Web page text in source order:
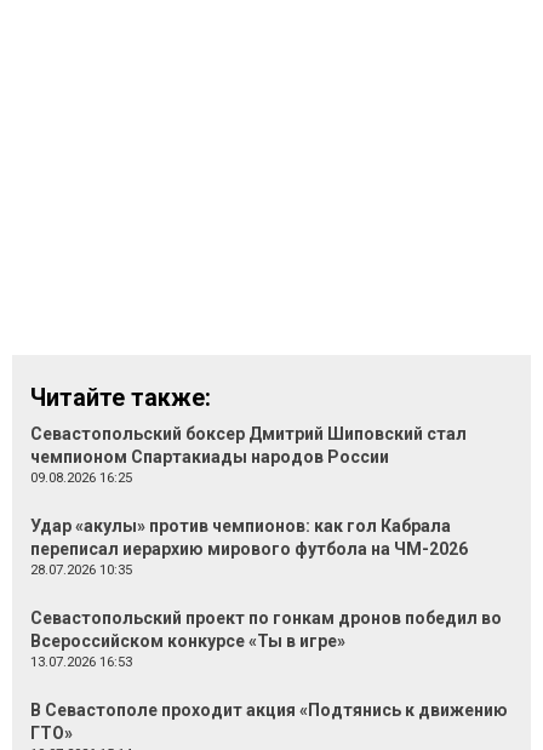
Читайте также:
Севастопольский боксер Дмитрий Шиповский стал
чемпионом Спартакиады народов России
09.08.2026 16:25
Удар «акулы» против чемпионов: как гол Кабрала
переписал иерархию мирового футбола на ЧМ-2026
28.07.2026 10:35
Севастопольский проект по гонкам дронов победил во
Всероссийском конкурсе «Ты в игре»
13.07.2026 16:53
В Севастополе проходит акция «Подтянись к движению
ГТО»